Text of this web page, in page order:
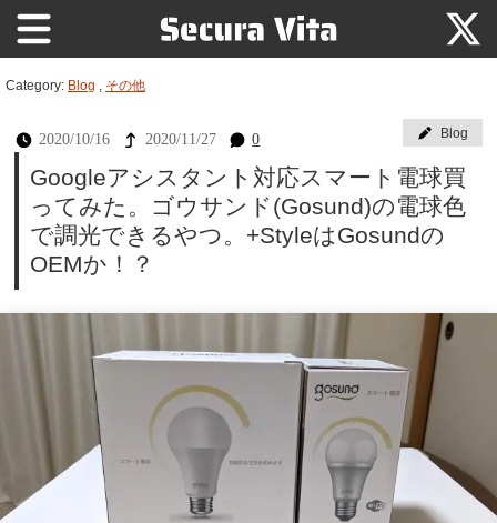
Category: Blog その他
2020/10/16 2020/11/27 0 Blog
Googleアシスタント対応スマート電球買
ってみた。ゴウサンド(Gosund)の電球色
で調光できるやつ。+StyleはGosundの
OEMか！？